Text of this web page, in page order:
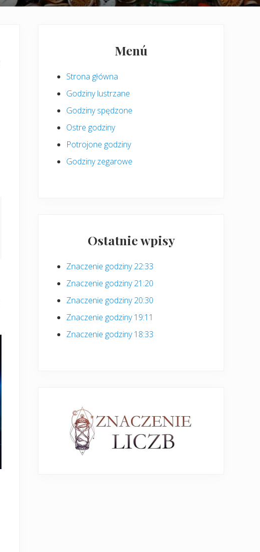
boczny
Menú
Strona główna
Godziny lustrzane
Godziny spędzone
Ostre godziny
Potrojone godziny
Godziny zegarowe
Ostatnie wpisy
Znaczenie godziny 22:33
Znaczenie godziny 21:20
Znaczenie godziny 20:30
Znaczenie godziny 19:11
Znaczenie godziny 18:33